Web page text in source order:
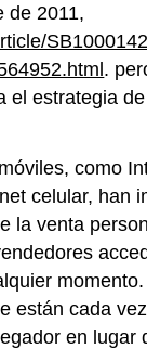
de 2011,
.
el estrategia
como
celular, han
la venta
están cada
en lugar